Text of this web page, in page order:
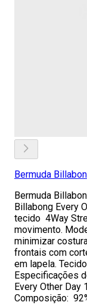
Bermuda
Bermuda
Billabong Every
tecido 4Way
movimento.
minimizar
frontais com
em lapela.
Especificações
Every Other Day
Composição: